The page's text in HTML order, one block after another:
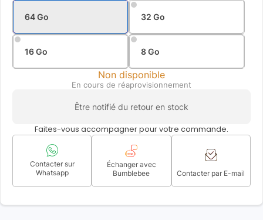
64 Go 32 Go
16 Go 8 Go
Non disponible
En cours de réaprovisionnement
Être notifié du retour en stock
Faites-vous accompagner pour votre commande.
Contacter sur
Whatsapp
Échanger avec
Bumblebee
Contacter par E-mail